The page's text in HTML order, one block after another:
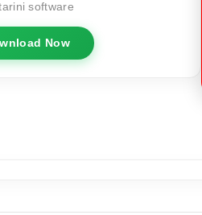
software
Now